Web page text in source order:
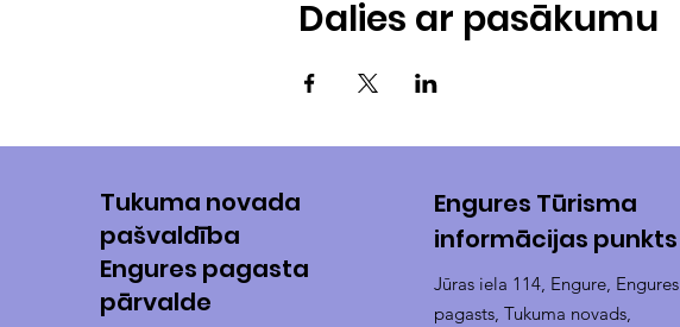
Dalies ar pasākumu
Tukuma novada
pašvaldība
Engures pagasta
pārvalde
Engures Tūrisma
informācijas punkts
Jūras iela 114, Engure, Engures
pagasts, Tukuma novads,